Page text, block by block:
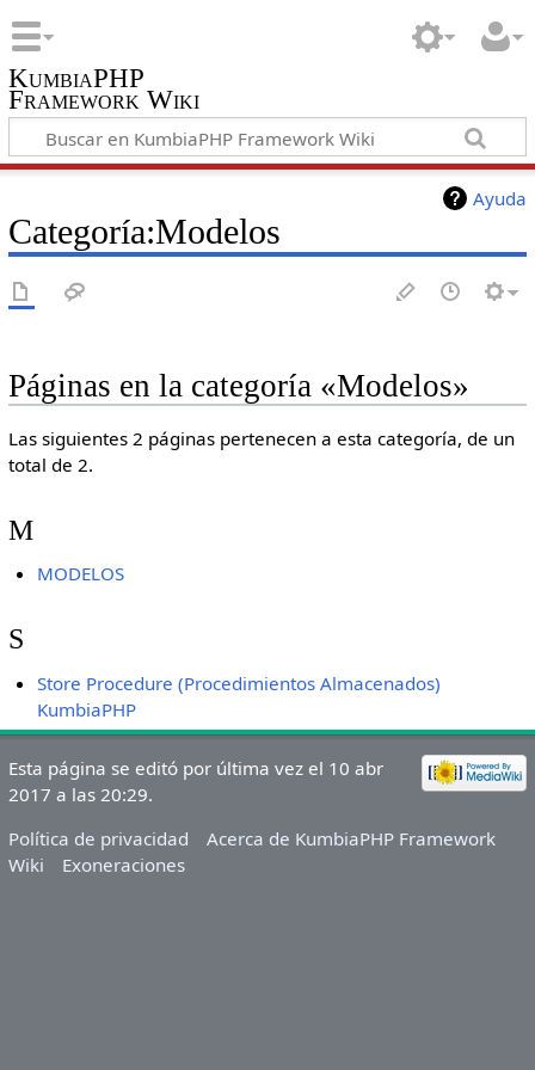
KumbiaPHP
Framework Wiki
Ayuda
Categoría:Modelos
Páginas en la categoría «Modelos»
Las siguientes 2 páginas pertenecen a esta categoría, de un
total de 2.
M
MODELOS
S
Store Procedure (Procedimientos Almacenados)
KumbiaPHP
Esta página se editó por última vez el 10 abr
2017 a las 20:29.
Política de privacidad
Acerca de KumbiaPHP Framework
Wiki
Exoneraciones